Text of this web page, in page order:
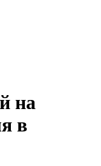
на
в